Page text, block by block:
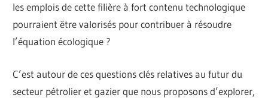
les emplois de cette filière à fort contenu technologique
pourraient être valorisés pour contribuer à résoudre
l’équation écologique ?
C’est autour de ces questions clés relatives au futur du
secteur pétrolier et gazier que nous proposons d’explorer,